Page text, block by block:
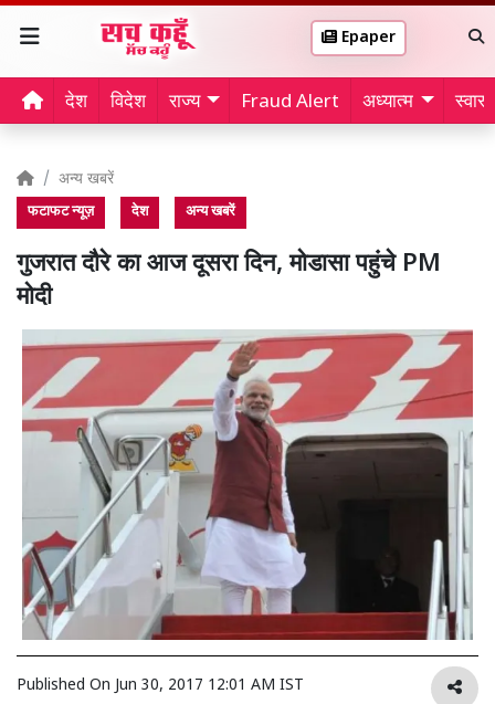
Epaper
देश विदेश राज्य Fraud Alert अध्यात्म
अन्य खबरें
फटाफट न्यूज़ देश अन्य खबरें
गुजरात दौरे का आज दूसरा दिन, मोडासा पहुंचे PM
मोदी
Published On Jun 30, 2017 12:01 AM IST